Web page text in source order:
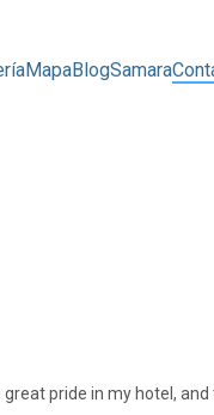
MapaBlogSamara
pride in my hotel,